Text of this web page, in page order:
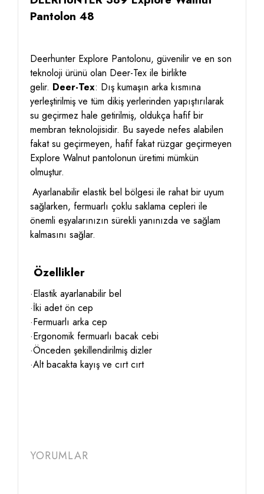
Pantolon 48
Deerhunter Explore Pantolonu, güvenilir ve en son
teknoloji ürünü olan Deer-Tex ile birlikte
gelir. Deer-Tex: Dış kumaşın arka kısmına
yerleştirilmiş ve tüm dikiş yerlerinden yapıştırılarak
su geçirmez hale getirilmiş, oldukça hafif bir
membran teknolojisidir. Bu sayede nefes alabilen
fakat su geçirmeyen, hafif fakat rüzgar geçirmeyen
Explore Walnut pantolonun üretimi mümkün
olmuştur.
Ayarlanabilir elastik bel bölgesi ile rahat bir uyum
sağlarken, fermuarlı çoklu saklama cepleri ile
önemli eşyalarınızın sürekli yanınızda ve sağlam
kalmasını sağlar.
Özellikler
·Elastik ayarlanabilir bel
·İki adet ön cep
·Fermuarlı arka cep
·Ergonomik fermuarlı bacak cebi
·Önceden şekillendirilmiş dizler
·Alt bacakta kayış ve cırt cırt
YORUMLAR